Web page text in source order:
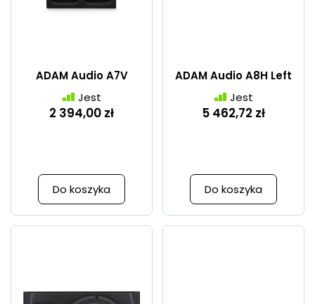
ADAM Audio A7V
Jest
2 394,00 zł
Do koszyka
ADAM Audio A8H Left
Jest
5 462,72 zł
Do koszyka